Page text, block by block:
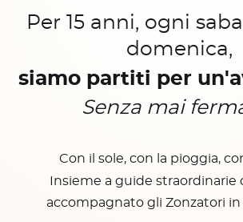
Per 15 anni, ogni
domenica,
siamo partiti per
Senza mai
Con il sole, con la pioggia,
Insieme a guide straordinarie
accompagnato gli Zonzatori in